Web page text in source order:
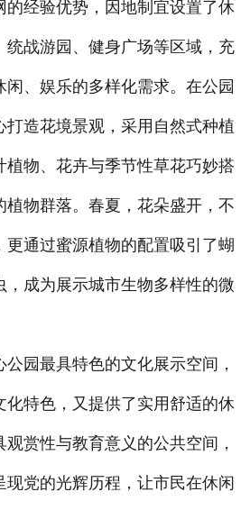
的经验优势，因地制宜设置了休
统战游园、健身广场等区域，充
、娱乐的多样化需求。在公园
打造花境景观，采用自然式种植
植物、花卉与季节性草花巧妙搭
植物群落。春夏，花朵盛开，不
更通过蜜源植物的配置吸引了蝴
，成为展示城市生物多样性的微
园最具特色的文化展示空间，
化特色，又提供了实用舒适的休
赏性与教育意义的公共空间，
现党的光辉历程，让市民在休闲